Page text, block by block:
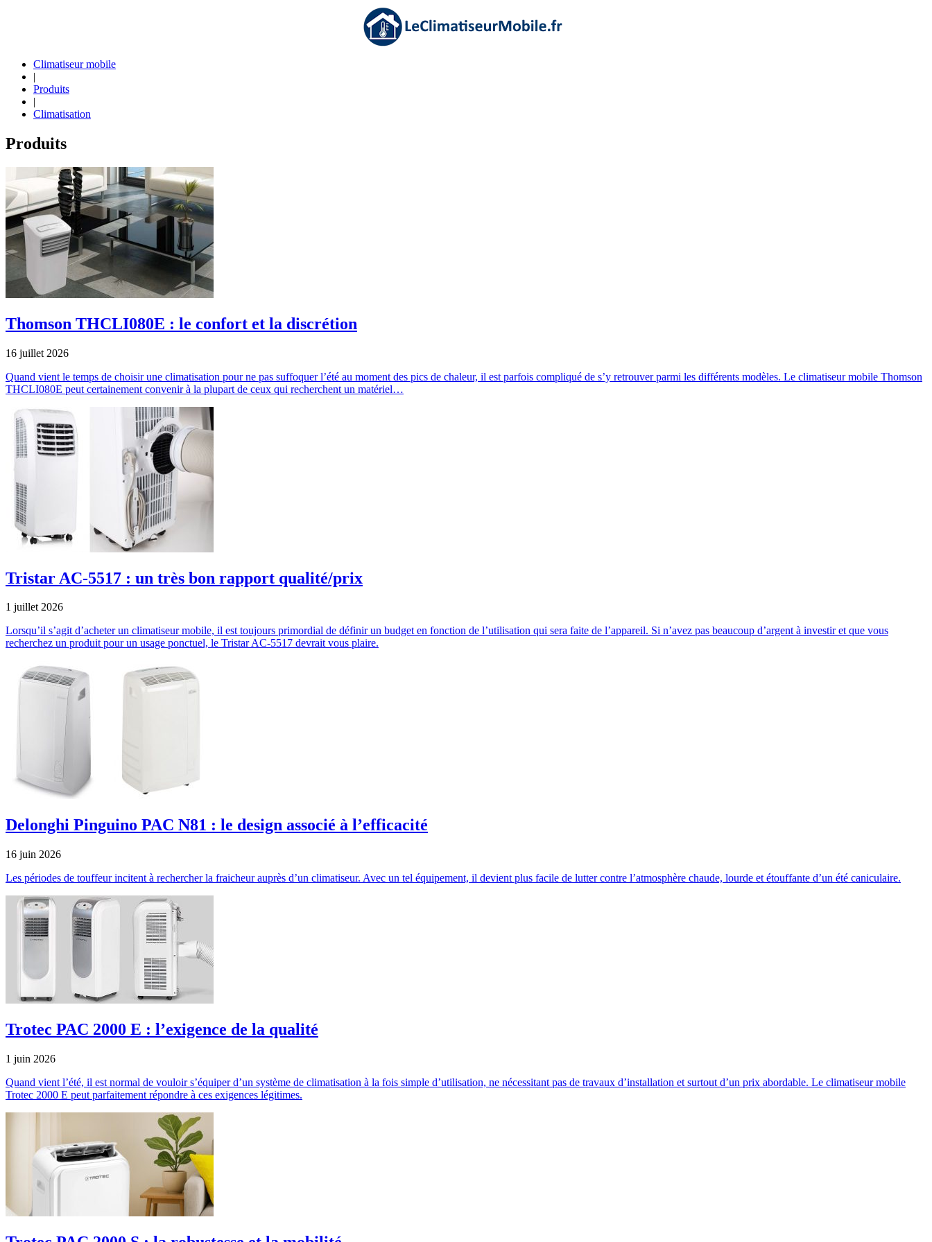
Climatiseur mobile
|
Produits
|
Climatisation
Produits
Thomson THCLI080E : le confort et la discrétion
16 juillet 2026
Quand vient le temps de choisir une climatisation pour ne pas suffoquer l’été au moment des pics de chaleur, il est parfois compliqué de s’y retrouver parmi les différents modèles. Le climatiseur mobile Thomson
THCLI080E peut certainement convenir à la plupart de ceux qui recherchent un matériel…
Tristar AC-5517 : un très bon rapport qualité/prix
1 juillet 2026
Lorsqu’il s’agit d’acheter un climatiseur mobile, il est toujours primordial de définir un budget en fonction de l’utilisation qui sera faite de l’appareil. Si n’avez pas beaucoup d’argent à investir et que vous
recherchez un produit pour un usage ponctuel, le Tristar AC-5517 devrait vous plaire.
Delonghi Pinguino PAC N81 : le design associé à l’efficacité
16 juin 2026
Les périodes de touffeur incitent à rechercher la fraicheur auprès d’un climatiseur. Avec un tel équipement, il devient plus facile de lutter contre l’atmosphère chaude, lourde et étouffante d’un été caniculaire.
Trotec PAC 2000 E : l’exigence de la qualité
1 juin 2026
Quand vient l’été, il est normal de vouloir s’équiper d’un système de climatisation à la fois simple d’utilisation, ne nécessitant pas de travaux d’installation et surtout d’un prix abordable. Le climatiseur mobile
Trotec 2000 E peut parfaitement répondre à ces exigences légitimes.